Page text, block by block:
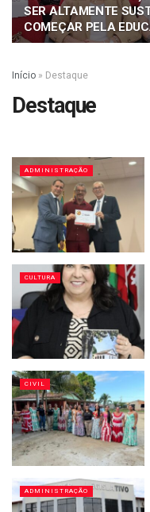
SER ALTAMENTE
COMEÇAR PELA
Início » Destaque
Destaque
ADMINISTRAÇÃO
CULTURA
CIVIL
ADMINISTRAÇÃO